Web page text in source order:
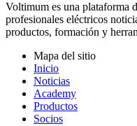
Voltimum es una plataforma
profesionales eléctricos
productos, formación y
Mapa del sitio
Inicio
Noticias
Academy
Productos
Socios